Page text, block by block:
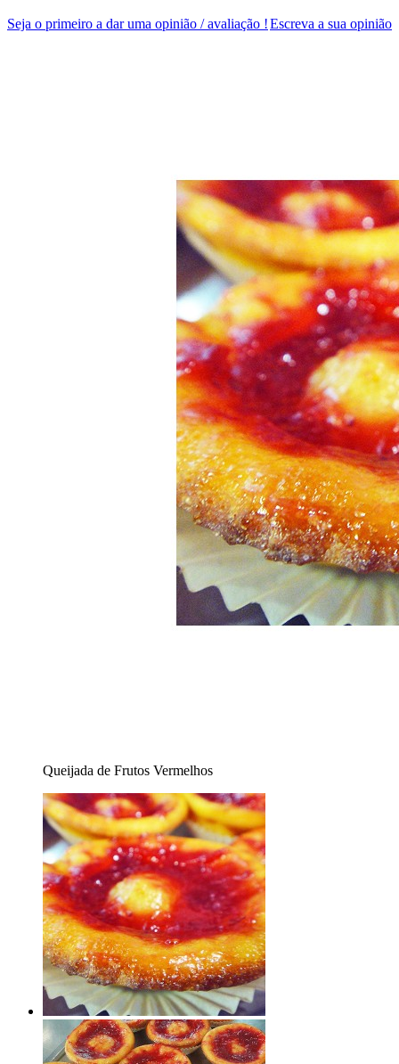
Escreva a sua opinião
Seja o primeiro a dar uma opinião / avaliação !
Queijada de Frutos Vermelhos